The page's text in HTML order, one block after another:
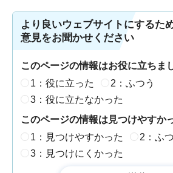
より良いウェブサイトにするた
意見をお聞かせください
このページの情報はお役に立ちま
1：役に立った
2：ふつう
3：役に立たなかった
このページの情報は見つけやすか
1：見つけやすかった
2：ふ
3：見つけにくかった